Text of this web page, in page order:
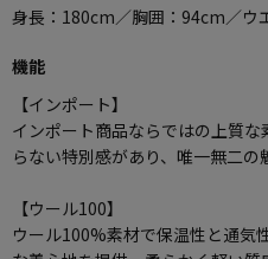
身長：180cm／胸囲：94cm／ウ
機能
【インポート】
インポート商品ならではの上質
らない特別感があり、唯一無二の
【ウール100】
ウール100%素材で保温性と通気